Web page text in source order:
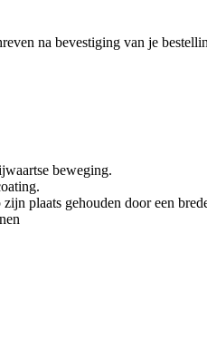
na bevestiging van je
beweging.
plaats gehouden door een